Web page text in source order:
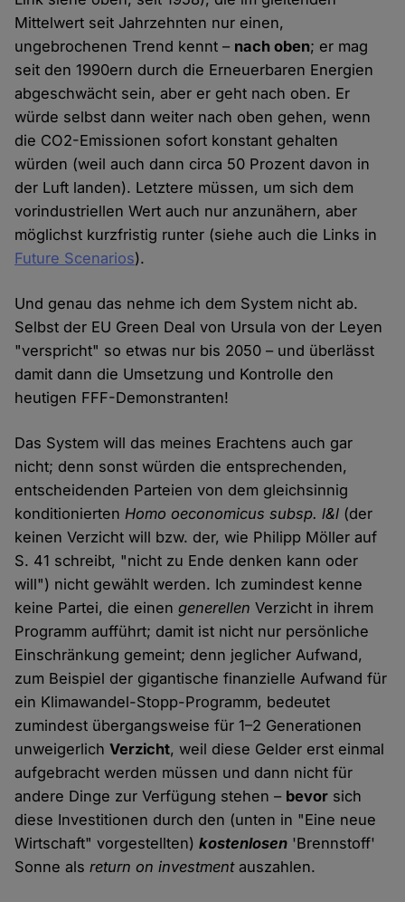
Mittelwert seit Jahrzehnten nur einen,
ungebrochenen Trend kennt – nach oben; er mag
seit den 1990ern durch die Erneuerbaren Energien
abgeschwächt sein, aber er geht nach oben. Er
würde selbst dann weiter nach oben gehen, wenn
die CO2-Emissionen sofort konstant gehalten
würden (weil auch dann circa 50 Prozent davon in
der Luft landen). Letztere müssen, um sich dem
vorindustriellen Wert auch nur anzunähern, aber
möglichst kurzfristig runter (siehe auch die Links in
Future Scenarios).
Und genau das nehme ich dem System nicht ab.
Selbst der EU Green Deal von Ursula von der Leyen
"verspricht" so etwas nur bis 2050 – und überlässt
damit dann die Umsetzung und Kontrolle den
heutigen FFF-Demonstranten!
Das System will das meines Erachtens auch gar
nicht; denn sonst würden die entsprechenden,
entscheidenden Parteien von dem gleichsinnig
konditioniertenHomo oeconomicus subsp. l&l (der
keinen Verzicht will bzw. der, wie Philipp Möller auf
S. 41 schreibt, "nicht zu Ende denken kann oder
will") nicht gewählt werden. Ich zumindest kenne
keine Partei, die einengenerellen Verzicht in ihrem
Programm aufführt; damit ist nicht nur persönliche
Einschränkung gemeint; denn jeglicher Aufwand,
zum Beispiel der gigantische finanzielle Aufwand für
ein Klimawandel-Stopp-Programm, bedeutet
zumindest übergangsweise für 1–2 Generationen
unweigerlichVerzicht, weil diese Gelder erst einmal
aufgebracht werden müssen und dann nicht für
andere Dinge zur Verfügung stehen – bevor sich
diese Investitionen durch den (unten in "Eine neue
Wirtschaft" vorgestellten)kostenlosen 'Brennstoff'
Sonne alsreturn on investmentauszahlen.